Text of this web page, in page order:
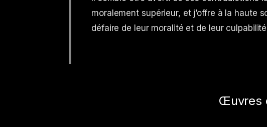
moralement supérieur, et j’offre à la haute
défaire de leur moralité et de leur
Œuvres